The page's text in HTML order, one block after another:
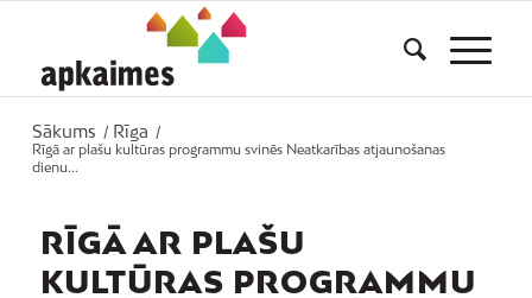
Sākums / Rīga
/
Rīgā ar plašu kultūras programmu svinēs Neatkarības atjaunošanas
dienu...
RĪGĀ AR PLAŠU
KULTŪRAS PROGRAMMU